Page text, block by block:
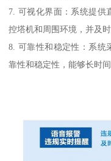
7. 可视化界面：系统提供
控塔机和周围环境，并及时
8. 可靠性和稳定性：系统
靠性和稳定性，能够长时间